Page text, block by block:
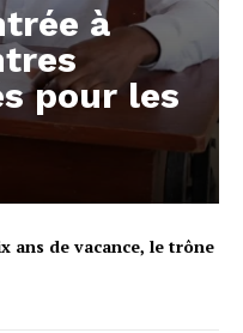
à
pour les
ans de vacance, le trône